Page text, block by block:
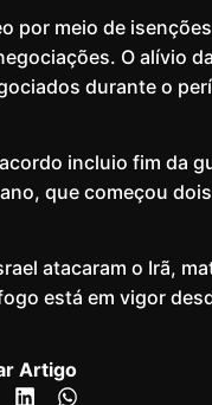
por meio de
O alívio
durante o
incluio fim da
que começou
atacaram o Irã,
está em vigor
Artigo